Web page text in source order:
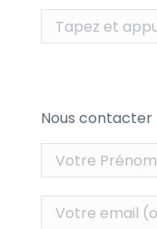
Recherche
:
Nous contacter